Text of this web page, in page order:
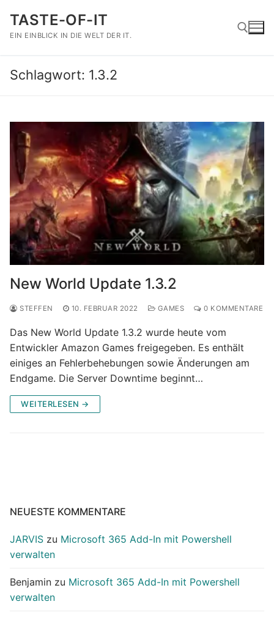
Inhalt
springen
TASTE-OF-IT
EIN EINBLICK IN DIE WELT DER IT.
Schlagwort: 1.3.2
New World Update 1.3.2
STEFFEN 10. FEBRUAR 2022 GAMES 0 KOMMENTARE
Das New World Update 1.3.2 wurde heute vom
Entwickler Amazon Games freigegeben. Es enthält
einiges an Fehlerbehebungen sowie Änderungen am
Endgame. Die Server Downtime beginnt…
WEITERLESEN →
NEUESTE KOMMENTARE
JARVIS zu Microsoft 365 Add-In mit Powershell
verwalten
Benjamin zu Microsoft 365 Add-In mit Powershell
verwalten